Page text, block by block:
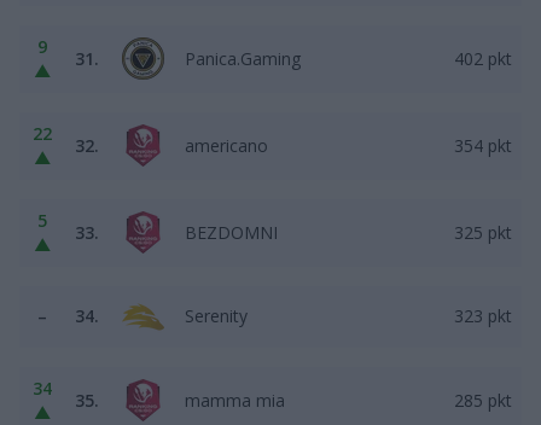
9
▲
31. Panica.Gaming 402 pkt
22
▲
32. americano 354 pkt
5
▲
33. BEZDOMNI 325 pkt
– 34. Serenity 323 pkt
34
▲
35. mamma mia 285 pkt